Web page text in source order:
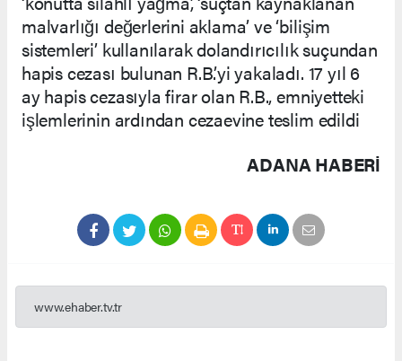
malvarlığı değerlerini aklama’ ve ‘bilişim
sistemleri’ kullanılarak dolandırıcılık suçundan
hapis cezası bulunan R.B.’yi yakaladı. 17 yıl 6
ay hapis cezasıyla firar olan R.B., emniyetteki
işlemlerinin ardından cezaevine teslim edildi
ADANA HABERİ
www.ehaber.tv.tr